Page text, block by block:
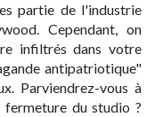
partie de l'industrie
Cependant, on
infiltrés dans votre
antipatriotique"
Parviendrez-vous à
fermeture du studio ?